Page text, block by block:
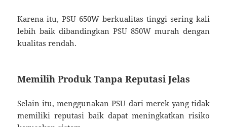
Karena itu, PSU 650W berkualitas tinggi sering kali
lebih baik dibandingkan PSU 850W murah dengan
kualitas rendah.
Memilih Produk Tanpa Reputasi Jelas
Selain itu, menggunakan PSU dari merek yang tidak
memiliki reputasi baik dapat meningkatkan risiko